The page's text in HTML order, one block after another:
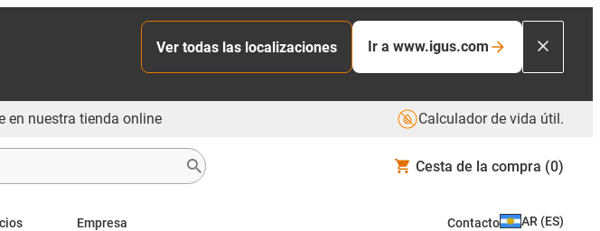
Ver todas las localizaciones Ir a www.igus.com
en nuestra tienda online Calculador de vida útil.
Cesta de la compra (0)
Empresa Contacto AR (ES)